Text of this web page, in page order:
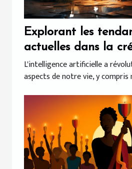
Explorant les
actuelles dans la
chatbots
L'intelligence artificielle a
aspects de notre vie, y compris